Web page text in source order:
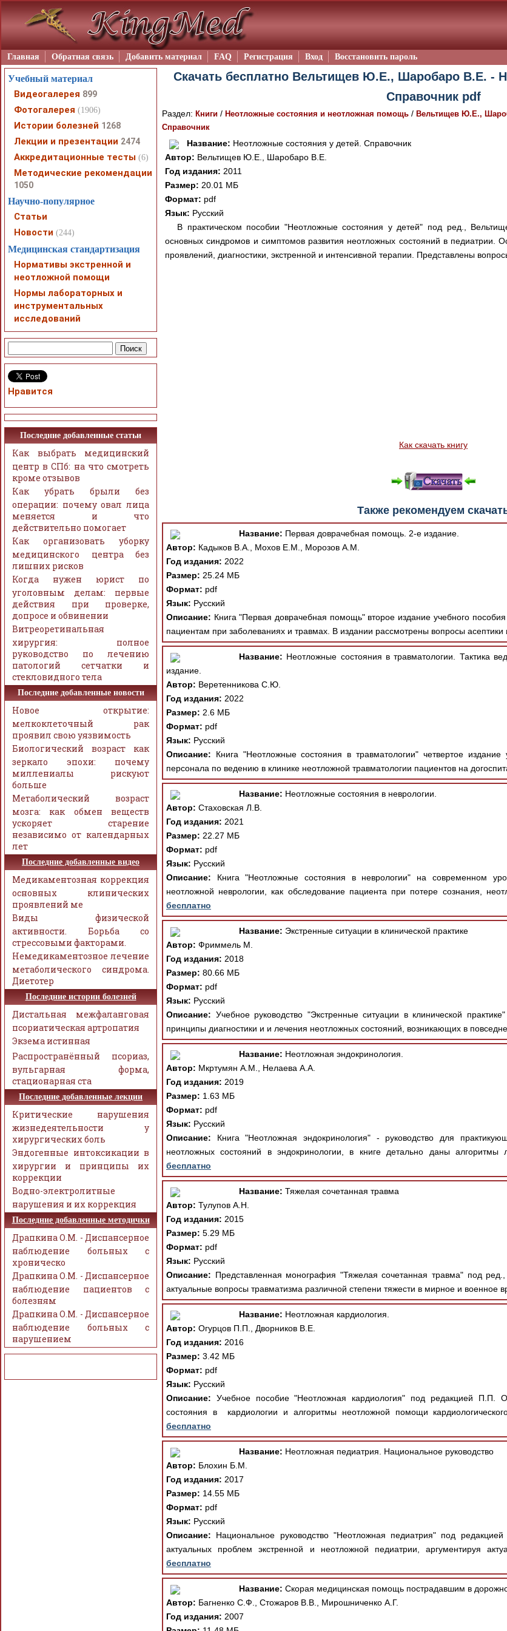
Главная Обратная связь Добавить материал FAQ Регистрация Вход Восстановить пароль
Скачать бесплатно Вельтищев Ю.Е., Шаробаро В.Е. -
Справочник pdf
Раздел: Книги / Неотложные состояния и неотложная помощь / Вельтищев Ю.Е.,
Справочник
Название: Неотложные состояния у детей. Справочник
Автор: Вельтищев Ю.Е., Шаробаро В.Е.
Год издания: 2011
Размер: 20.01 МБ
Формат: pdf
Язык: Русский
В практическом пособии "Неотложные состояния у детей" под ред.,
основных синдромов и симптомов развития неотложных состояний в педиатрии.
проявлений, диагностики, экстренной и интенсивной терапии. Представлены
Как скачать книгу
Также рекомендуем
Название: Первая доврачебная помощь. 2-е издание.
Автор: Кадыков В.А., Мохов Е.М., Морозов А.М.
Год издания: 2022
Размер: 25.24 МБ
Формат: pdf
Язык: Русский
Описание: Книга "Первая доврачебная помощь" второе издание учебного
пациентам при заболеваниях и травмах. В издании рассмотрены вопросы асептики
Название: Неотложные состояния в травматологии. Тактика
издание.
Автор: Веретенникова С.Ю.
Год издания: 2022
Размер: 2.6 МБ
Формат: pdf
Язык: Русский
Описание: Книга "Неотложные состояния в травматологии" четвертое
персонала по ведению в клинике неотложной травматологии пациентов на
Название: Неотложные состояния в неврологии.
Автор: Стаховская Л.В.
Год издания: 2021
Размер: 22.27 МБ
Формат: pdf
Язык: Русский
Описание: Книга "Неотложные состояния в неврологии" на современном
неотложной неврологии, как обследование пациента при потере сознания,
бесплатно
Название: Экстренные ситуации в клинической практике
Автор: Фриммель М.
Год издания: 2018
Размер: 80.66 МБ
Формат: pdf
Язык: Русский
Описание: Учебное руководство "Экстренные ситуации в клинической
принципы диагностики и и лечения неотложных состояний, возникающих в
Название: Неотложная эндокринология.
Автор: Мкртумян А.М., Нелаева А.А.
Год издания: 2019
Размер: 1.63 МБ
Формат: pdf
Язык: Русский
Описание: Книга "Неотложная эндокринология" - руководство для
неотложных состояний в эндокринологии, в книге детально даны алгоритмы
бесплатно
Название: Тяжелая сочетанная травма
Автор: Тулупов А.Н.
Год издания: 2015
Размер: 5.29 МБ
Формат: pdf
Язык: Русский
Описание: Представленная монография "Тяжелая сочетанная травма" под
актуальные вопросы травматизма различной степени тяжести в мирное и военное
Название: Неотложная кардиология.
Автор: Огурцов П.П., Дворников В.Е.
Год издания: 2016
Размер: 3.42 МБ
Формат: pdf
Язык: Русский
Описание: Учебное пособие "Неотложная кардиология" под редакцией П.П.
состояния в кардиологии и алгоритмы неотложной помощи
бесплатно
Название: Неотложная педиатрия. Национальное руководство
Автор: Блохин Б.М.
Год издания: 2017
Размер: 14.55 МБ
Формат: pdf
Язык: Русский
Описание: Национальное руководство "Неотложная педиатрия" под
актуальных проблем экстренной и неотложной педиатрии, аргументируя
бесплатно
Название: Скорая медицинская помощь пострадавшим в
Автор: Багненко С.Ф., Стожаров В.В., Мирошниченко А.Г.
Год издания: 2007
Учебный материал
Видеогалерея 899
Фотогалерея (1906)
Истории болезней 1268
Лекции и презентации 2474
Аккредитационные тесты (6)
Методические рекомендации
1050
Научно-популярное
Статьи
Новости (244)
Медицинская стандартизация
Нормативы экстренной и
неотложной помощи
Нормы лабораторных и
инструментальных
исследований
Нравится
Последние добавленные статьи
Как выбрать медицинский
центр в СПб: на что смотреть
кроме отзывов
Как убрать брыли без
операции: почему овал лица
меняется и что
действительно помогает
Как организовать уборку
медицинского центра без
лишних рисков
Когда нужен юрист по
уголовным делам: первые
действия при проверке,
допросе и обвинении
Витреоретинальная
хирургия: полное
руководство по лечению
патологий сетчатки и
стекловидного тела
Последние добавленные новости
Новое открытие:
мелкоклеточный рак
проявил свою уязвимость
Биологический возраст как
зеркало эпохи: почему
миллениалы рискуют
больше
Метаболический возраст
мозга: как обмен веществ
ускоряет старение
независимо от календарных
лет
Последние добавленные видео
Медикаментозная коррекция
основных клинических
проявлений ме
Виды физической
активности. Борьба со
стрессовыми факторами.
Немедикаментозное лечение
метаболического синдрома.
Диетотер
Последние истории болезней
Дистальная межфаланговая
псориатическая артропатия
Экзема истинная
Распространённый псориаз,
вульгарная форма,
стационарная ста
Последние добавленные лекции
Критические нарушения
жизнедеятельности у
хирургических боль
Эндогенные интоксикации в
хирургии и принципы их
коррекции
Водно-электролитные
нарушения и их коррекция
Последние добавленные методички
Драпкина О.М. - Диспансерное
наблюдение больных с
хроническо
Драпкина О.М. - Диспансерное
наблюдение пациентов с
болезням
Драпкина О.М. - Диспансерное
наблюдение больных с
нарушением